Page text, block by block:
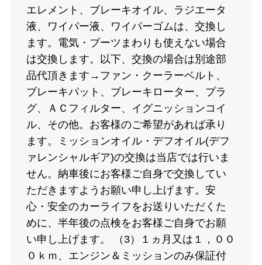
エレメント、ブレーキオイル、ラジエータ
液、ワイパー液、ワイパーゴムは、交換し
ます。電気・ブーツまわりも使えない場合
は交換します。以下、交換の場合は別途部
品代頂きます→ファン・クーラーベルト、
ブレーキパット、ブレーキローター、プラ
グ、ＡＣフィルター、イグニッションコイ
ル、その他。お客様のご希望があれば承り
ます。ミッションオイル・デフオイル(デフ
ァレンシャルギア)の交換は当店では行いま
せん。納車後にお客様ご自身で交換してい
ただきますようお願い申し上げます。安
心・安全のカーライフをお送りいただくた
めに、半年後の点検をお客様ご自身でお願
い申し上げます。 （3）１ヵ月又は１，００
０ｋｍ、エンジン＆ミッションのみ保証付